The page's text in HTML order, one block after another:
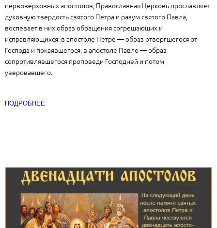
первоверховных апостолов, Православная Церковь прославляет
духовную твердость святого Петра и разум святого Павла,
воспевает в них образ обращения согрешающих и
исправляющихся: в апостоле Петре — образ отвергшегося от
Господа и покаявшегося, в апостоле Павле — образ
сопротивлявшегося проповеди Господней и потом
уверовавшего.
ПОДРОБНЕЕ